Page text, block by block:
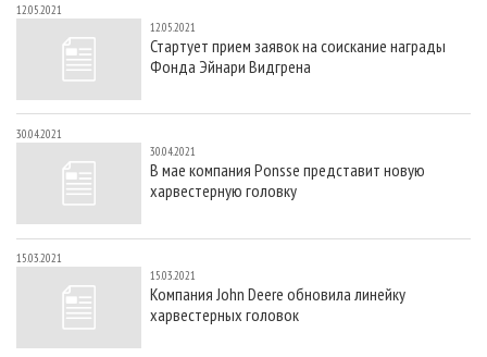
12.05.2021
12.05.2021
Стартует прием заявок на соискание награды
Фонда Эйнари Видгрена
30.04.2021
30.04.2021
В мае компания Ponsse представит новую
харвестерную головку
15.03.2021
15.03.2021
Компания John Deere обновила линейку
харвестерных головок